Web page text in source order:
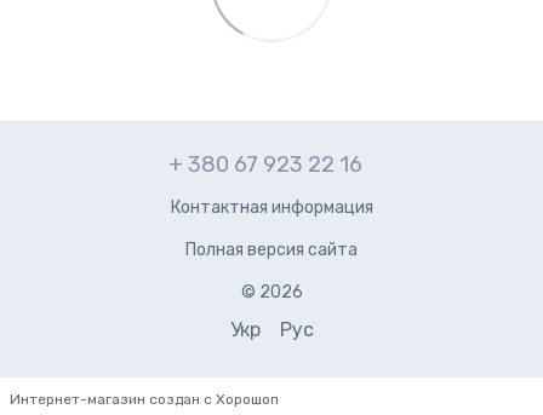
+ 380 67 923 22 16
Контактная информация
Полная версия сайта
© 2026
Укр Рус
Интернет-магазин создан с Хорошоп